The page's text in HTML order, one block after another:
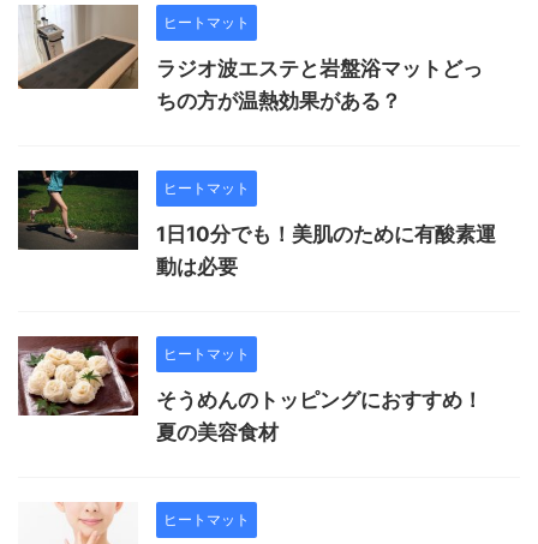
ヒートマット
ラジオ波エステと岩盤浴マットどっ
ちの方が温熱効果がある？
ヒートマット
1日10分でも！美肌のために有酸素運
動は必要
ヒートマット
そうめんのトッピングにおすすめ！
夏の美容食材
ヒートマット